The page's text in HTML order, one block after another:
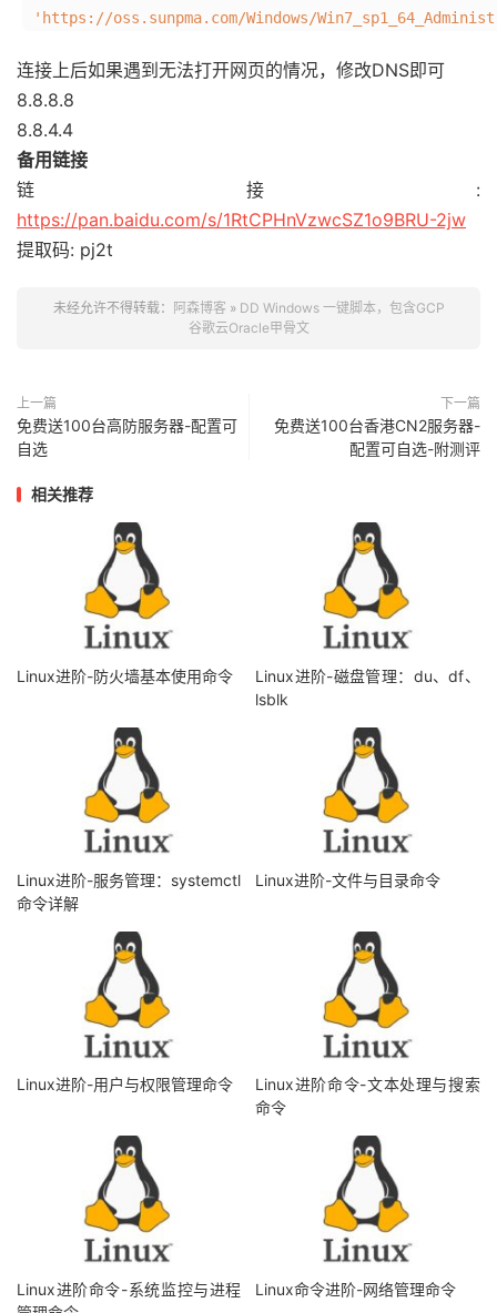
'https://oss.sunpma.com/Windows/
连接上后如果遇到无法打开网页的情况，修改DNS即可
8.8.8.8
8.8.4.4
备用链接
链接:
https://pan.baidu.com/s/1RtCPHnVzwcSZ1o9BRU-2jw
提取码: pj2t
未经允许不得转载： 阿森博客 » DD Windows 一键脚本，包含GCP
谷歌云Oracle甲骨文
上一篇
免费送100台高防服务器-配置可
自选
下一篇
免费送100台香港CN2服务器-
配置可自选-附测评
相关推荐
Linux进阶-防火墙基本使用命令
Linux进阶-磁盘管理：du、df、
lsblk
Linux进阶-服务管理：systemctl
命令详解
Linux进阶-文件与目录命令
Linux进阶-用户与权限管理命令
Linux进阶命令-文本处理与搜索
命令
Linux进阶命令-系统监控与进程
Linux命令进阶-网络管理命令